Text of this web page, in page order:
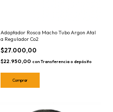
Adaptador Rosca Macho Tubo Argon Atal
a Regulador Co2
$27.000,00
$22.950,00 con Transferencia o depósito